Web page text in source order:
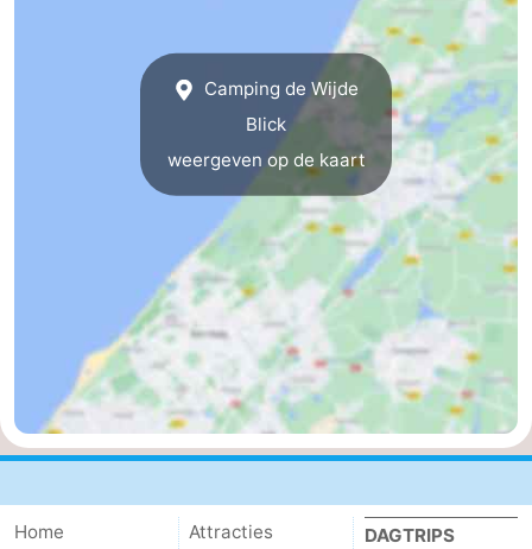
Soleil
minutes
Zien
doen
-
Camping de Wijde
Blick
weergeven op de kaart
Home
Attracties
DAGTRIPS